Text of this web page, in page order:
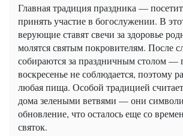
Главная традиция праздника —
принять участие в богослужении. В
верующие ставят свечи за здоровье
молятся святым покровителям. После
собираются за праздничным столом —
воскресенье не соблюдается, поэтому
любая пища. Особой традицией
дома зелеными ветвями — они
обновление, что осталось еще со
святок.